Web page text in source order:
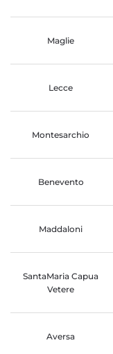
Maglie
Lecce
Montesarchio
Benevento
Maddaloni
SantaMaria Capua
Vetere
Aversa